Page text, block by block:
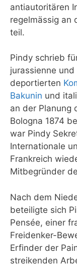
antiautoritären
regelmässig an
teil.
Pindy schrieb
jurassienne
deportierten
Bakunin und
an der Planung
Bologna 1874
war Pindy
Internationale
Frankreich
Mitbegründer
Nach dem
beteiligte sich
Pensée, einer
Freidenker-
Erfinder der
streikenden